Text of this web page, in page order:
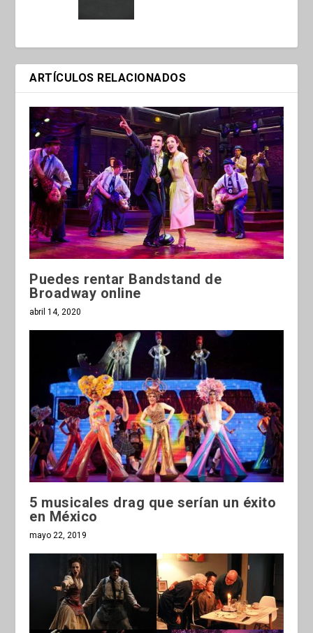
ARTÍCULOS RELACIONADOS
Puedes rentar Bandstand de
Broadway online
abril 14, 2020
5 musicales drag que serían un éxito
en México
mayo 22, 2019